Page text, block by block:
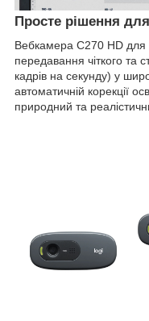
Просте рішення
Вебкамера C270 HD для
передавання чіткого та
кадрів на секунду) у
автоматичній корекції
природний та